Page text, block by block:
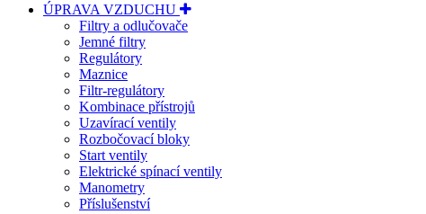
ÚPRAVA VZDUCHU
Filtry a odlučovače
Jemné filtry
Regulátory
Maznice
Filtr-regulátory
Kombinace přístrojů
Uzavírací ventily
Rozbočovací bloky
Start ventily
Elektrické spínací ventily
Manometry
Příslušenství